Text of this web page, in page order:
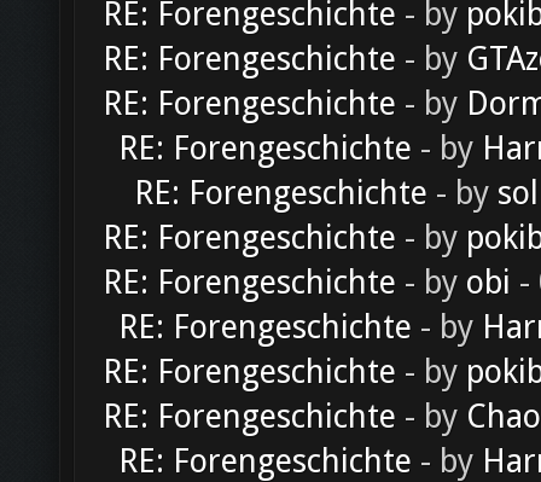
RE: Forengeschichte - by
RE: Forengeschichte - by
RE: Forengeschichte - by
RE: Forengeschichte - by
RE: Forengeschichte - by
RE: Forengeschichte - by
RE: Forengeschichte - by obi -
RE: Forengeschichte - by
RE: Forengeschichte - by
RE: Forengeschichte - by
RE: Forengeschichte - by